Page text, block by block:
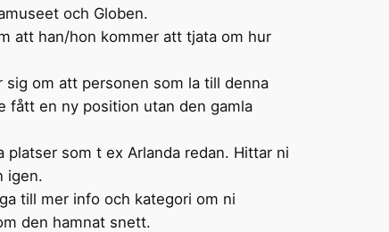
och Globen.
att han/hon kommer att tjata om hur
om att personen som la till denna
fått en ny position utan den gamla
som t ex Arlanda redan. Hittar ni
igen.
till mer info och kategori om ni
den hamnat snett.